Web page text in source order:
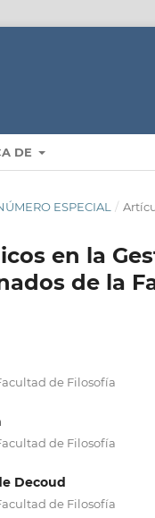
DE
ESPECIAL /
en la
de la
de Filosofía
de Filosofía
Decoud
de Filosofía